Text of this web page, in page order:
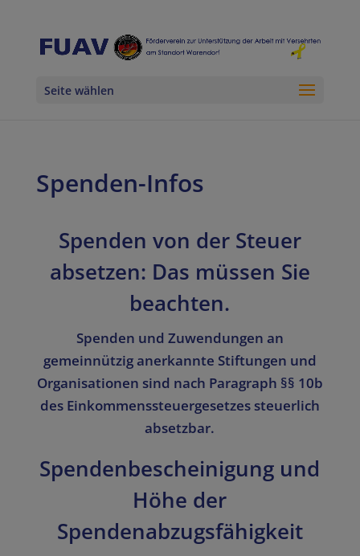
Seite wählen
Spenden-Infos
Spenden von der Steuer
absetzen: Das müssen Sie
beachten.
Spenden und Zuwendungen an
gemeinnützig anerkannte Stiftungen und
Organisationen sind nach Paragraph §§ 10b
des Einkommenssteuergesetzes steuerlich
absetzbar.
Spendenbescheinigung und
Höhe der
Spendenabzugsfähigkeit